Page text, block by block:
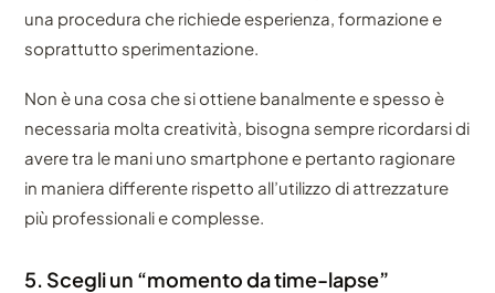
una procedura che richiede esperienza, formazione e
soprattutto sperimentazione.
Non è una cosa che si ottiene banalmente e spesso è
necessaria molta creatività, bisogna sempre ricordarsi di
avere tra le mani uno smartphone e pertanto ragionare
in maniera differente rispetto all’utilizzo di attrezzature
più professionali e complesse.
5. Scegli un “momento da time-lapse”